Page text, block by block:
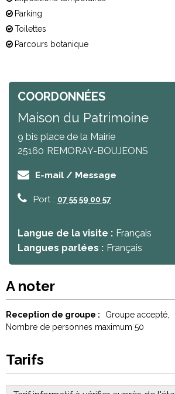
Parking
Toilettes
Parcours botanique
COORDONNÉES
Maison du Patrimoine
9 bis place de la Mairie
25160 REMORAY-BOUJEONS
E-mail / Message
Port : 07 55 59 00 57
Langue de la visite : Français
Langues parlées : Français
A noter
Reception de groupe :
Groupe accepté
Nombre de personnes maximum 50
Tarifs